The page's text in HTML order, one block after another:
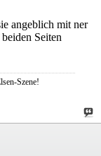
angeblich mit ner
Seiten
Szene!